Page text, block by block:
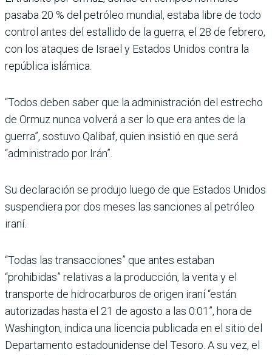
pasaba 20 % del petróleo mundial, estaba libre de todo
control antes del estallido de la guerra, el 28 de febrero,
con los ataques de Israel y Estados Unidos contra la
república islámica.
“Todos deben saber que la administración del estrecho
de Ormuz nunca volverá a ser lo que era antes de la
guerra”, sostuvo Qalibaf, quien insistió en que será
“administrado por Irán”.
Su declaración se produjo luego de que Estados Unidos
suspendiera por dos meses las sanciones al petróleo
iraní.
“Todas las transacciones” que antes estaban
“prohibidas” relativas a la producción, la venta y el
transporte de hidrocarburos de origen iraní “están
autorizadas hasta el 21 de agosto a las 0:01”, hora de
Washington, indica una licencia publicada en el sitio del
Departamento estadounidense del Tesoro. A su vez, el